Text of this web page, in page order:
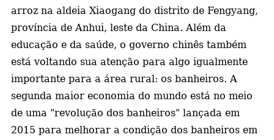
arroz na aldeia Xiaogang do distrito de Fengyang,
província de Anhui, leste da China. Além da
educação e da saúde, o governo chinês também
está voltando sua atenção para algo igualmente
importante para a área rural: os banheiros. A
segunda maior economia do mundo está no meio
de uma "revolução dos banheiros" lançada em
2015 para melhorar a condição dos banheiros em